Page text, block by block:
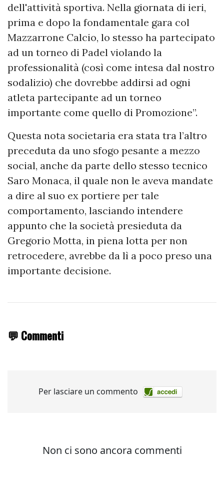
dell'attività sportiva. Nella giornata di ieri,
prima e dopo la fondamentale gara col
Mazzarrone Calcio, lo stesso ha partecipato
ad un torneo di Padel violando la
professionalità (così come intesa dal nostro
sodalizio) che dovrebbe addirsi ad ogni
atleta partecipante ad un torneo
importante come quello di Promozione”.
Questa nota societaria era stata tra l’altro
preceduta da uno sfogo pesante a mezzo
social, anche da parte dello stesso tecnico
Saro Monaca, il quale non le aveva mandate
a dire al suo ex portiere per tale
comportamento, lasciando intendere
appunto che la società presieduta da
Gregorio Motta, in piena lotta per non
retrocedere, avrebbe da lì a poco preso una
importante decisione.
💬 Commenti